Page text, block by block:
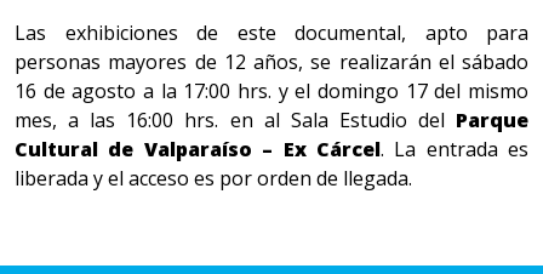
Las exhibiciones de este documental, apto para
personas mayores de 12 años, se realizarán el sábado
16 de agosto a la 17:00 hrs. y el domingo 17 del mismo
mes, a las 16:00 hrs. en al Sala Estudio del Parque
Cultural de Valparaíso – Ex Cárcel. La entrada es
liberada y el acceso es por orden de llegada.